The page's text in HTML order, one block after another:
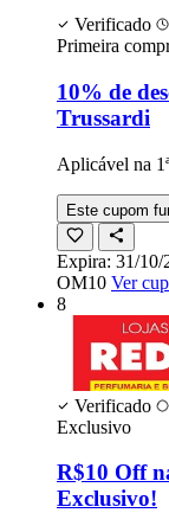
Verificado
Primeira
10% de
Trussardi
Aplicável na
Este cupom
Expira: 31/10/
OM10 Ver
8
Verificado
Exclusivo
R$10 Off
Exclusivo!